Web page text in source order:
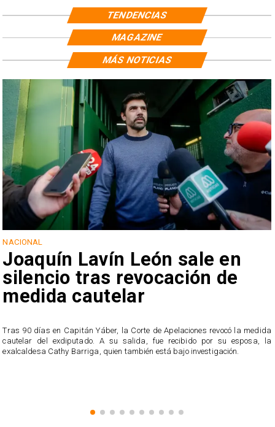
TENDENCIAS
MAGAZINE
NACIONAL
Joaquín Lavín León sale en
silencio tras revocación de
medida cautelar
Tras 90 días en Capitán Yáber, la Corte de Apelaciones revocó la medida
cautelar del exdiputado. A su salida, fue recibido por su esposa, la
exalcaldesa Cathy Barriga, quien también está bajo investigación.
MÁS NOTICIAS